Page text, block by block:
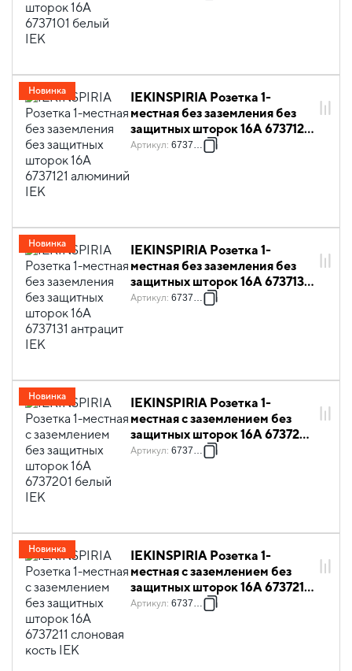
IEKINSPIRIA Розетка 1-
местная без заземления без
защитных шторок 16А 6737121
алюминий IEK
Артикул: 6737121
Новинка
IEKINSPIRIA Розетка 1-
местная без заземления без
защитных шторок 16А 6737131
антрацит IEK
Артикул: 6737131
Новинка
IEKINSPIRIA Розетка 1-
местная с заземлением без
защитных шторок 16А 6737201
белый IEK
Артикул: 6737201
Новинка
IEKINSPIRIA Розетка 1-
местная с заземлением без
защитных шторок 16А 6737211
слоновая кость IEK
Артикул: 6737211
Новинка